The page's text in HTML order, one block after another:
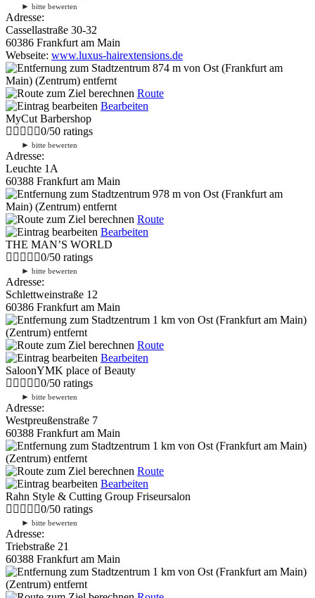
► bitte bewerten
Adresse:
Cassellastraße 30-32
60386 Frankfurt am Main
Webseite: www.luxus-hairextensions.de
874 m von Ost (Frankfurt am
Main) (Zentrum) entfernt
Route
Bearbeiten
MyCut Barbershop
0/50 ratings
► bitte bewerten
Adresse:
Leuchte 1A
60388 Frankfurt am Main
978 m von Ost (Frankfurt am
Main) (Zentrum) entfernt
Route
Bearbeiten
THE MAN’S WORLD
0/50 ratings
► bitte bewerten
Adresse:
Schlettweinstraße 12
60386 Frankfurt am Main
1 km von Ost (Frankfurt am Main)
(Zentrum) entfernt
Route
Bearbeiten
SaloonYMK place of Beauty
0/50 ratings
► bitte bewerten
Adresse:
Westpreußenstraße 7
60388 Frankfurt am Main
1 km von Ost (Frankfurt am Main)
(Zentrum) entfernt
Route
Bearbeiten
Rahn Style & Cutting Group Friseursalon
0/50 ratings
► bitte bewerten
Adresse:
Triebstraße 21
60388 Frankfurt am Main
1 km von Ost (Frankfurt am Main)
(Zentrum) entfernt